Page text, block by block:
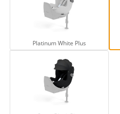
Platinum White Plus
Platinum White Plus
Sepia Black Plus